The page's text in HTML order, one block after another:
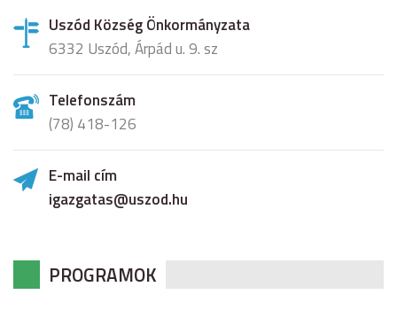
Uszód Község Önkormányzata
6332 Uszód, Árpád u. 9. sz
Telefonszám
(78) 418-126
E-mail cím
igazgatas@uszod.hu
PROGRAMOK